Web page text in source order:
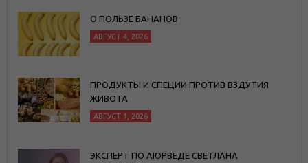
О ПОЛЬЗЕ БАНАНОВ
АВГУСТ 4, 2026
ПРОДУКТЫ И СПЕЦИИ ПРОТИВ ВЗДУТИЯ
ЖИВОТА
АВГУСТ 1, 2026
ЭКСПЕРТ ПО АЮРВЕДЕ СВЕТЛАНА